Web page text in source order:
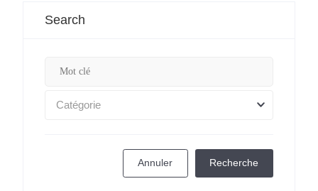
Search
Catégorie
Annuler Recherche